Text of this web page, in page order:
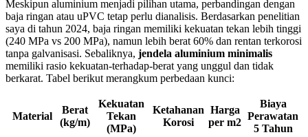
Meskipun aluminium menjadi pilihan utama, perbandingan dengan
baja ringan atau uPVC tetap perlu dianalisis. Berdasarkan penelitian
saya di tahun 2024, baja ringan memiliki kekuatan tekan lebih tinggi
(240 MPa vs 200 MPa), namun lebih berat 60% dan rentan terkorosi
tanpa galvanisasi. Sebaliknya, jendela aluminium minimalis
memiliki rasio kekuatan-terhadap-berat yang unggul dan tidak
berkarat. Tabel berikut merangkum perbedaan kunci:
Material
Berat
(kg/m)
Kekuatan
Tekan
(MPa)
Ketahanan
Korosi
Harga
per m2
Biaya
Perawatan
5 Tahun